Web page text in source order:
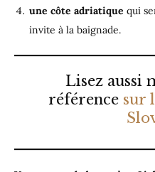
une côte adriatique qui
invite à la baignade.
Lisez aussi
référence sur